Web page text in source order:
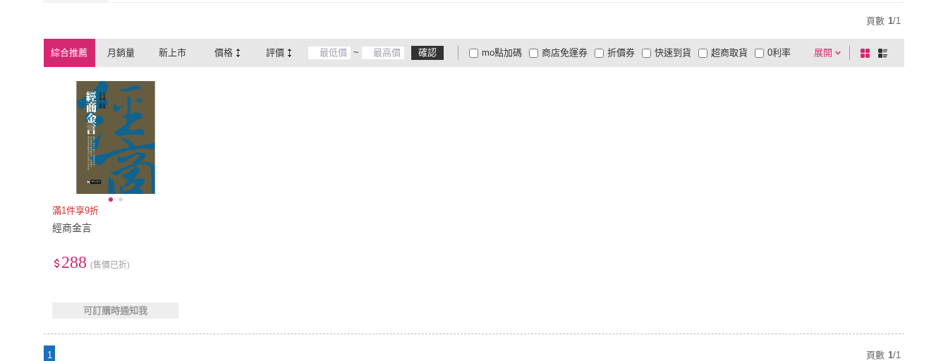
頁數 1/1
綜合推薦 月銷量 新上市 價格 評價 ~ 確認 展開
折價券
有影片
商品有量 電視購物
mo點加碼 快速到貨 超商取貨
大家電安心配
大家電快配
商店免運券 0利率
棋
盤
列
滿1件享9折
經商金言
288 (售價已折)
可訂購時通知我
1 頁數 1/1